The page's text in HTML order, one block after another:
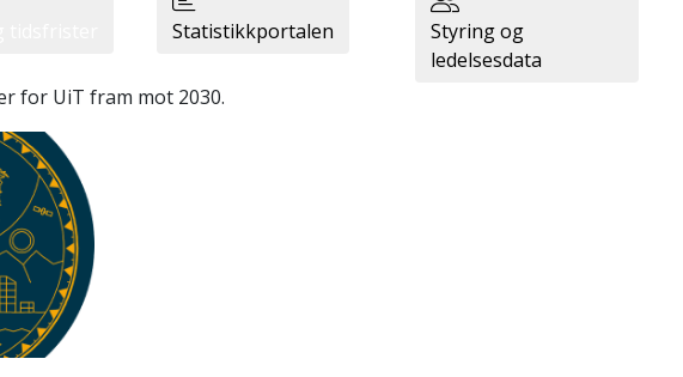
Statistikkportalen
Styring og
ledelsesdata
for UiT fram mot 2030.